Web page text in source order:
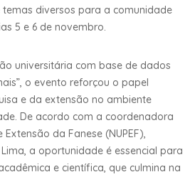
diversos para a comunidade
5 e 6 de novembro.
universitária com base de dados
o evento reforçou o papel
e da extensão no ambiente
De acordo com a coordenadora
da Fanese (NUPEF),
a oportunidade é essencial para
e científica, que culmina na